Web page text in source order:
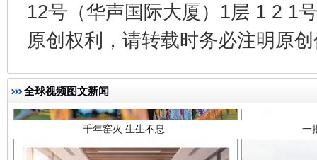
12号（华声国际大厦）1层 1 2 1
原创权利，请转载时务必注明原
全球视频图文新闻
千年窑火 生生不息 一